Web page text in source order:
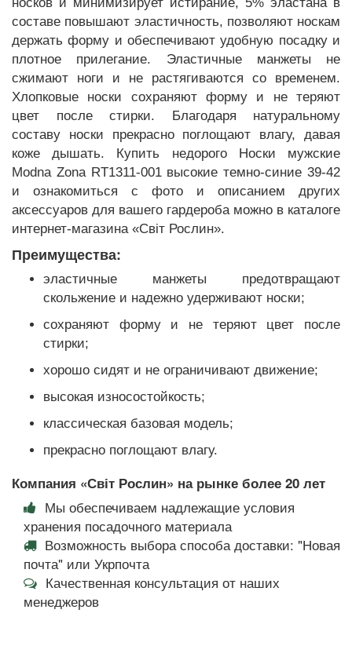
составе повышают эластичность, позволяют носкам
держать форму и обеспечивают удобную посадку и
плотное прилегание. Эластичные манжеты не
сжимают ноги и не растягиваются со временем.
Хлопковые носки сохраняют форму и не теряют
цвет после стирки. Благодаря натуральному
составу носки прекрасно поглощают влагу, давая
коже дышать. Купить недорого Носки мужские
Modna Zona RT1311-001 высокие темно-синие 39-42
и ознакомиться с фото и описанием других
аксессуаров для вашего гардероба можно в каталоге
интернет-магазина «Світ Рослин».
Преимущества:
эластичные манжеты предотвращают
скольжение и надежно удерживают носки;
сохраняют форму и не теряют цвет после
стирки;
хорошо сидят и не ограничивают движение;
высокая износостойкость;
классическая базовая модель;
прекрасно поглощают влагу.
Компания «Світ Рослин» на рынке более 20 лет
Мы обеспечиваем надлежащие условия
хранения посадочного материала
Возможность выбора способа доставки: "Новая
почта" или Укрпочта
Качественная консультация от наших
менеджеров